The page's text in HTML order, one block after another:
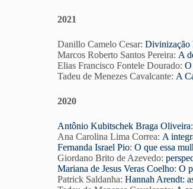
2021
Danillo Camelo Cesar: Divinização
Marcos Roberto Santos Pereira: A
Elias Francisco Fontele Dourado: O
Tadeu de Menezes Cavalcante: A
2020
Antônio Kubitschek Braga Oliveira:
Ana Carolina Lima Correa: A
Fernanda Israel Pio: O que essa
Giordano Brito de Azevedo:
Mariana de Jesus Veras Coelho: O
Patrick Saldanha: Hannah Arendt: